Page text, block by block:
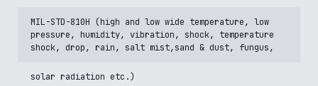
MIL-STD-810H (high and low wide temperature, low
pressure, humidity, vibration, shock, temperature
shock, drop, rain, salt mist,sand & dust, fungus,
solar radiation etc.)